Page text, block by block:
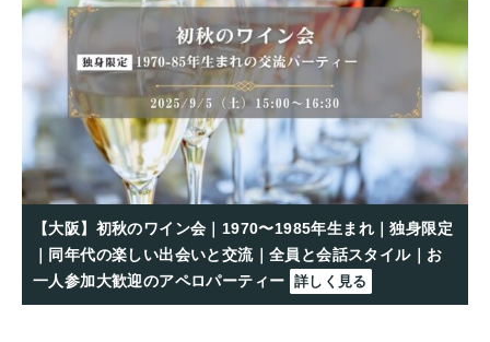
【大阪】初秋のワイン会｜1970〜1985年生まれ｜独身限定
｜同年代の楽しい出会いと交流｜全員と会話スタイル｜お
一人参加大歓迎のアペロパーティー 詳しく見る